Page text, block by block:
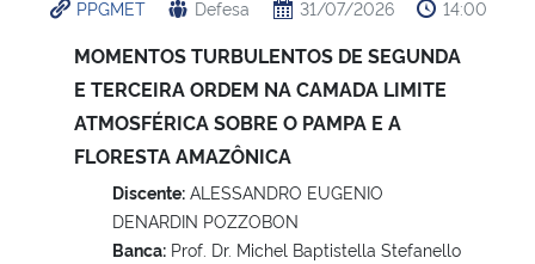
PPGMET Defesa 31/07/2026 14:00
MOMENTOS TURBULENTOS DE SEGUNDA
E TERCEIRA ORDEM NA CAMADA LIMITE
ATMOSFÉRICA SOBRE O PAMPA E A
FLORESTA AMAZÔNICA
Discente: ALESSANDRO EUGENIO
DENARDIN POZZOBON
Banca: Prof. Dr. Michel Baptistella Stefanello